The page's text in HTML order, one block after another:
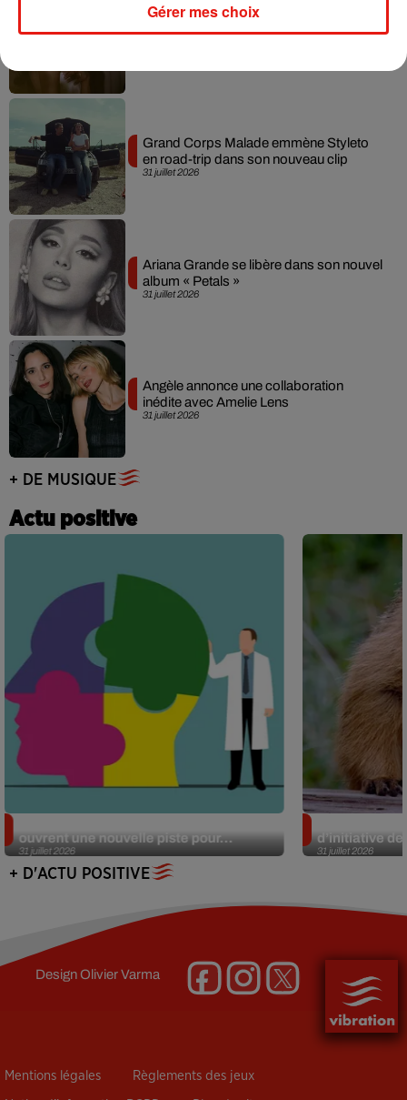
Ariana Grande prendra une pause après
sa tournée mondiale
31 juillet 2026
Grand Corps Malade emmène Styleto
en road-trip dans son nouveau clip
31 juillet 2026
Ariana Grande se libère dans son nouvel
album « Petals »
31 juillet 2026
Angèle annonce une collaboration
inédite avec Amelie Lens
+ DE MUSIQUE
Actu positive
31 juillet 2026
ouvrent une nouvelle piste pour...
31 juillet 2026
d’initiative
+ D'ACTU POSITIVE
DesignOlivier Varma
Mentions légales Règlements des jeux
Gérer mes choix